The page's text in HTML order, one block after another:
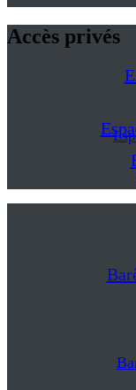
Accès privés